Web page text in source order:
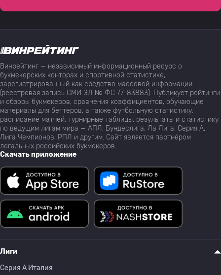
Винрейтинг — независимый информационный ресурс о
букмекерских конторах и спортивной статистике,
зарегистрированный как средство массовой информации
(реестровая запись СМИ ЭЛ № ФС 77-83883). Публикует рейтинги
и обзоры букмекеров, сравнения коэффициентов, обучающие
материалы для беттеров, а также футбольную статистику:
расписание матчей, турнирные таблицы, результаты и статистику
по ведущим лигам мира — АПЛ, Бундеслига, Ла Лига, Серия А,
Лига Чемпионов, РПЛ и другим. Сайт является партнёром
легальных российских букмекеров.
Скачать приложение
Лиги
Серия A Италия